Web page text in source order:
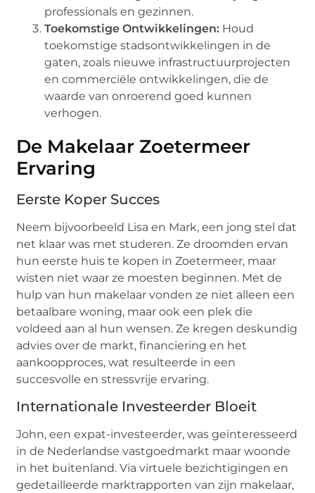
professionals en gezinnen.
Toekomstige Ontwikkelingen: Houd
toekomstige stadsontwikkelingen in de
gaten, zoals nieuwe infrastructuurprojecten
en commerciële ontwikkelingen, die de
waarde van onroerend goed kunnen
verhogen.
De Makelaar Zoetermeer
Ervaring
Eerste Koper Succes
Neem bijvoorbeeld Lisa en Mark, een jong stel dat
net klaar was met studeren. Ze droomden ervan
hun eerste huis te kopen in Zoetermeer, maar
wisten niet waar ze moesten beginnen. Met de
hulp van hun makelaar vonden ze niet alleen een
betaalbare woning, maar ook een plek die
voldeed aan al hun wensen. Ze kregen deskundig
advies over de markt, financiering en het
aankoopproces, wat resulteerde in een
succesvolle en stressvrije ervaring.
Internationale Investeerder Bloeit
John, een expat-investeerder, was geïnteresseerd
in de Nederlandse vastgoedmarkt maar woonde
in het buitenland. Via virtuele bezichtigingen en
gedetailleerde marktrapporten van zijn makelaar,